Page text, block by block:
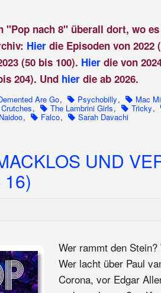
"Pop nach 8" überall dort, wo
Hier die Episoden von 2022
(50 bis 100). Hier die von
204). Und hier die ab 2026.
Are Go, Psychobilly, Mac
Crutches, The Lambrini Girls, Tricky,
, Falco, Sarah Davachi
UND
Wer rammt den
Wer lacht über Paul
Corona, vor Edgar